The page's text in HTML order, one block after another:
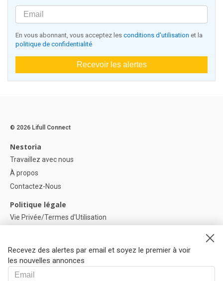
En vous abonnant, vous acceptez les conditions d'utilisation et la
politique de confidentialité
Recevoir les alertes
Recevez des alertes par email et soyez le premier à voir
les nouvelles annonces
© 2026 Lifull Connect
Nestoria
Travaillez avec nous
À propos
Contactez-Nous
Politique légale
Vie Privée/Termes d'Utilisation
Paramètres des cookies
Aide